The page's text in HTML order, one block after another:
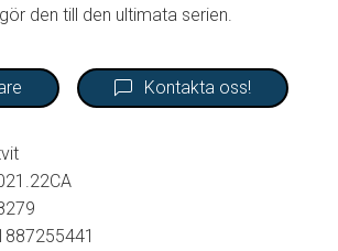
den till den ultimata serien.
Kontakta oss!